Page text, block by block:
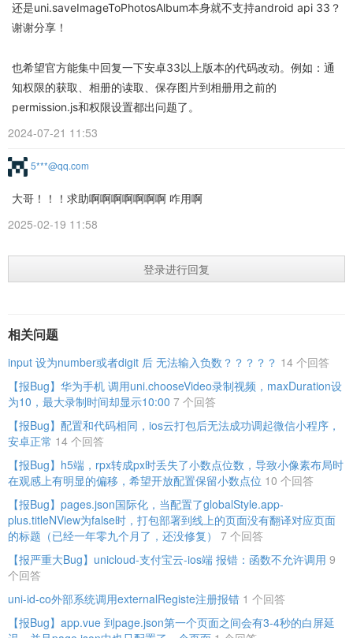
还是uni.saveImageToPhotosAlbum本身就不支持android api 33？
谢谢分享！
也希望官方能集中回复一下安卓33以上版本的代码改动。例如：通
知权限的获取、相册的读取、保存图片到相册用之前的
permission.js和权限设置都出问题了。
2024-07-21 11:53
5***@qq.com
大哥！！！求助啊啊啊啊啊啊啊 咋用啊
2025-02-19 11:58
登录进行回复
相关问题
input 设为number或者digit 后 无法输入负数？？？？？ 14 个回答
【报Bug】华为手机 调用uni.chooseVideo录制视频，maxDuration设
为10，最大录制时间却显示10:00 7 个回答
【报Bug】配置和代码相同，ios云打包后无法成功调起微信小程序，
安卓正常 14 个回答
【报Bug】h5端，rpx转成px时丢失了小数点位数，导致小像素布局时
在观感上有明显的偏移，希望开放配置保留小数点位 10 个回答
【报Bug】pages.json国际化，当配置了globalStyle.app-
plus.titleNView为false时，打包部署到线上的页面没有翻译对应页面
的标题（已经一年零九个月了，还没修复）
7 个回答
【报严重大Bug】unicloud-支付宝云-ios端 报错：函数不允许调用 9
个回答
uni-id-co外部系统调用externalRegiste注册报错 1 个回答
【报Bug】app.vue 到page.json第一个页面之间会有3-4秒的白屏延